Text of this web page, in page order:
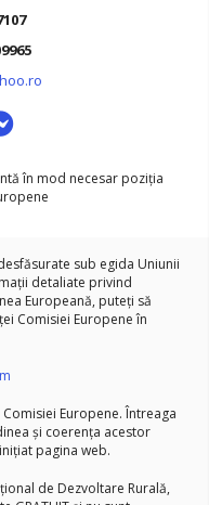
messenger
în mod necesar poziția
sub egida Uniunii
detaliate privind
Europeană, puteți să
Comisiei Europene în
Europene. Întreaga
și coerența acestor
pagina web.
de Dezvoltare Rurală,